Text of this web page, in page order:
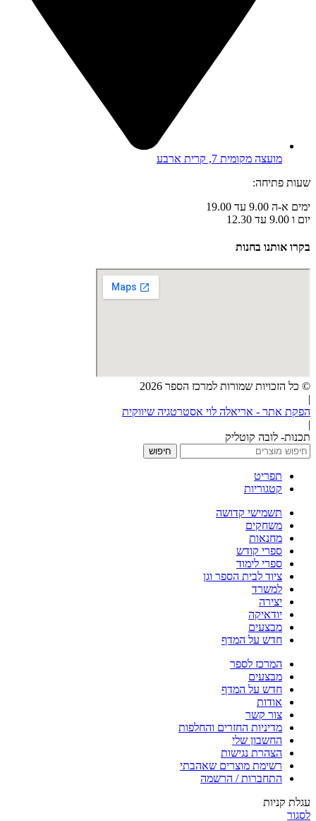
מועצה מקומית 7, קרית ארבע
שעות פתיחה:
ימים א-ה 9.00 עד 19.00
יום ו 9.00 עד 12.30
בקרו אותנו בחנות
© כל הזכויות שמורות למרכז הספר 2026
|
הפקת אתר - אריאלה לוי אסטרטגיה שיווקית
|
תכנות- לובה קוטליק
חיפוש
תפריט
קטגוריות
תשמישי קדושה
משחקים
מחנאות
ספרי קודש
ספרי לימוד
ציוד לבית הספר וגן
למשרד
יצירה
יודאיקה
מבצעים
חדש על המדף
המרכז לספר
מבצעים
חדש על המדף
אודות
צור קשר
מדיניות החזרים והחלפות
החשבון שלי
הצהרת נגישות
רשימת מוצרים שאהבתי
התחברות / הרשמה
עגלת קניות
לסגור